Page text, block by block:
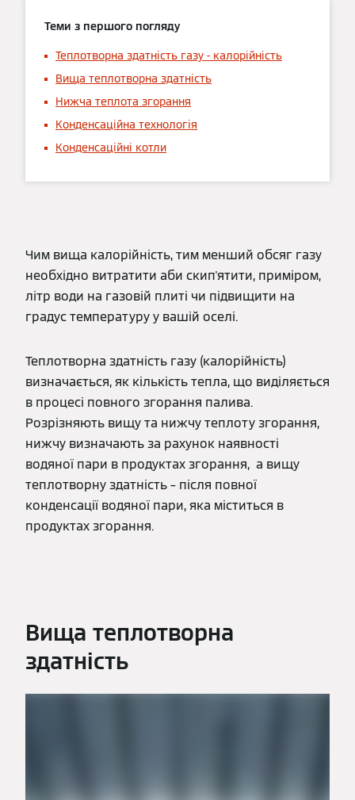
Теми з першого погляду
Теплотворна здатність газу - калорійність
Вища теплотворна здатність
Нижча теплота згорання
Конденсаційна технологія
Конденсаційні котли
Чим вища калорійність, тим менший обсяг газу
необхідно витратити аби скип'ятити, приміром,
літр води на газовій плиті чи підвищити на
градус температуру у вашій оселі.
Теплотворна здатність газу (калорійність)
визначається, як кількість тепла, що виділяється
в процесі повного згорання палива.
Розрізняють вищу та нижчу теплоту згорання,
нижчу визначають за рахунок наявності
водяної пари в продуктах згорання, а вищу
теплотворну здатність – після повної
конденсації водяної пари, яка міститься в
продуктах згорання.
Вища теплотворна
здатність